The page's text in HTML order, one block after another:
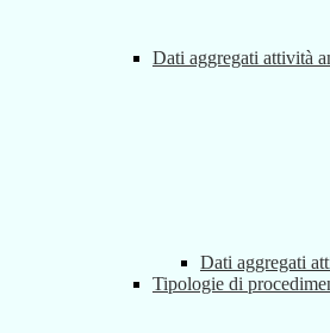
Dati aggregati attività
Dati aggregati
Tipologie di